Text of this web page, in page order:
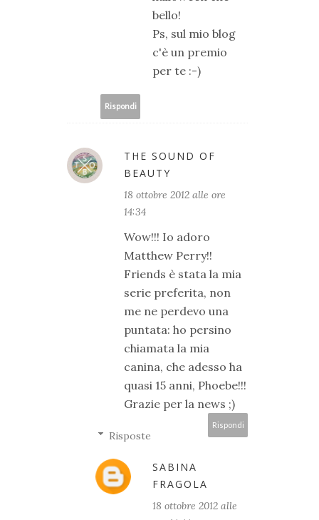
bello!
Ps, sul mio blog
c'è un premio
per te :-)
Rispondi
THE SOUND OF
BEAUTY
18 ottobre 2012 alle ore
14:34
Wow!!! Io adoro
Matthew Perry!!
Friends è stata la mia
serie preferita, non
me ne perdevo una
puntata: ho persino
chiamata la mia
canina, che adesso ha
quasi 15 anni, Phoebe!!!
Grazie per la news ;)
Rispondi
Risposte
SABINA
FRAGOLA
18 ottobre 2012 alle